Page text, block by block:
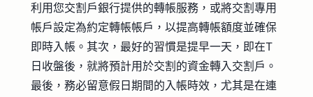
利用您交割戶銀行提供的轉帳服務，或將交割專用
帳戶設定為約定轉帳帳戶，以提高轉帳額度並確保
即時入帳。其次，最好的習慣是提早一天，即在T
日收盤後，就將預計用於交割的資金轉入交割戶。
最後，務必留意假日期間的入帳時效，尤其是在連